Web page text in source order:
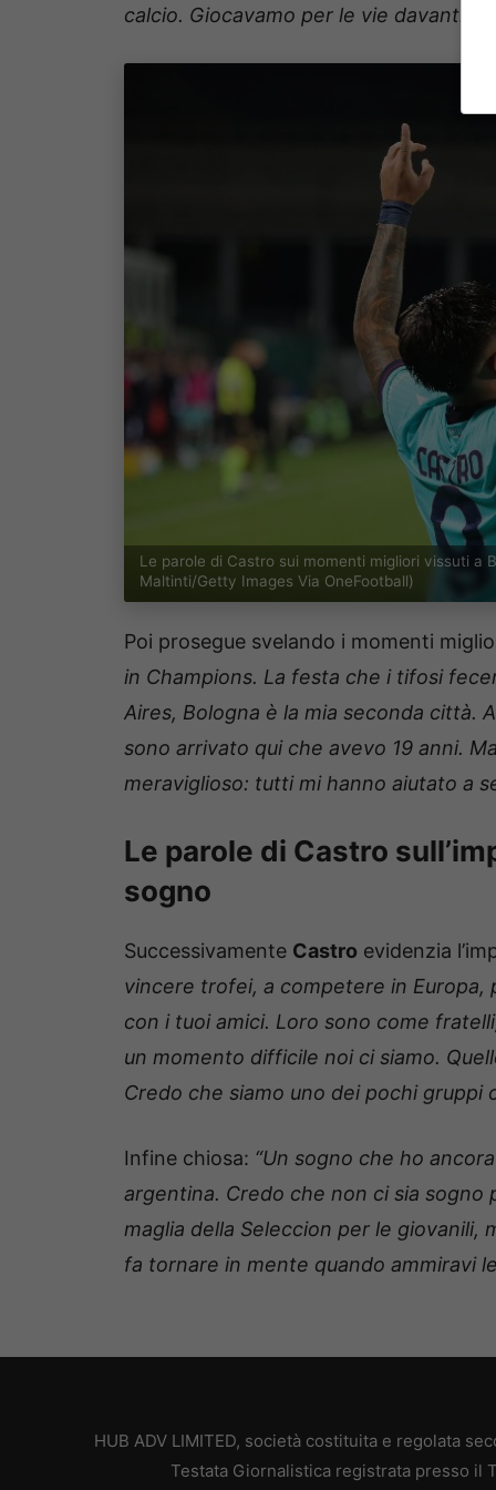
calcio. Giocavamo per le vie davanti a
Le parole di Castro sui momenti migliori vissuti a
Maltinti/Getty Images Via OneFootball)
Poi prosegue svelando i momenti
in Champions. La festa che i tifosi
Aires, Bologna è la mia seconda città.
sono arrivato qui che avevo 19 anni.
meraviglioso: tutti mi hanno aiutato a
Le parole di Castro
sogno
Successivamente Castro evidenzia
vincere trofei, a competere in Europa,
con i tuoi amici. Loro sono come
un momento difficile noi ci siamo.
Credo che siamo uno dei pochi gruppi
Infine chiosa: “Un sogno che ho
argentina. Credo che non ci sia sogno
maglia della Seleccion per le giovanili,
fa tornare in mente quando ammiravi
HUB ADV LIMITED, società costituita e regolata
Testata Giornalistica registrata presso il